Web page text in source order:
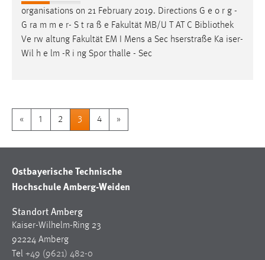
organisations on 21 February 2019. Directions G e o r g -
G ra m m e r- S t ra ß e Fakultät MB/U T AT C Bibliothek
Ve rw altung Fakultät EM I Mens a Sec hserstraße Ka iser-
Wil h e lm -R i ng Spor thalle - Sec
« 1 2 3 4 »
Ostbayerische Technische
Hochschule Amberg-Weiden
Standort Amberg
Kaiser-Wilhelm-Ring 23
92224 Amberg
Tel +49 (9621) 482-0